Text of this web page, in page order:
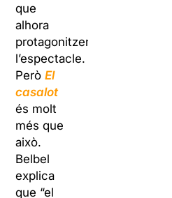
que
alhora
protagonitzen
l’espectacle.
PeròEl
casalot
és molt
més que
això.
Belbel
explica
que “el